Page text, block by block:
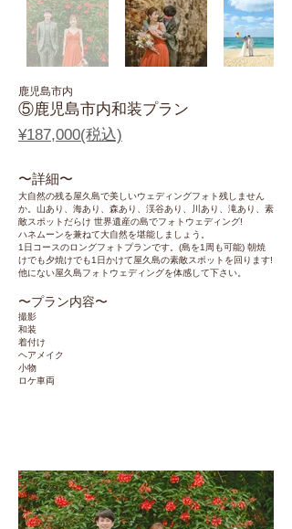
鹿児島市内
⑤鹿児島市内和装プラン
¥187,000(税込)
〜​詳細〜
大自然の残る屋久島で美しいウェディングフォト残しません
か。山あり、海あり、森あり、渓谷あり、川あり、滝あり、素
敵スポットだらけ 世界遺産の島でフォトウェディング!
ハネムーンを兼ねて大自然を堪能しましょう。
1日コースのロングフォトプランです。(島を1周も可能) 朝焼
けでも夕焼けでも1日かけて屋久島の素敵スポットを回ります!
他にない屋久島フォトウェディングを体感して下さい。
〜​プラン内容〜
撮影
和装
着付け
ヘアメイク
小物
ロケ車両